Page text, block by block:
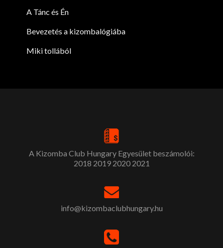
A Tánc és Én
Bevezetés a kizombalógiába
Miki tollából
A Kizomba Club Hungary Egyesület beszámolói:
2018 2019 2020 2021
info@kizombaclubhungary.hu